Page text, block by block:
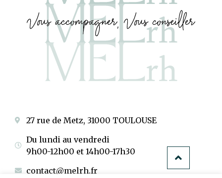
27 rue de Metz, 31000 TOULOUSE
Du lundi au vendredi
9h00-12h00 et 14h00-17h30
contact@melrh.fr